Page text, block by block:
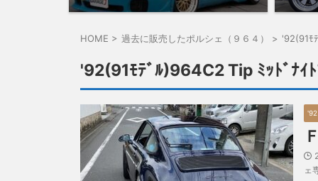
HOME > 過去に販売したポルシェ（９６４） > '92(91ﾓ
'92(91ﾓﾃﾞﾙ)964C2 Tip ﾐｯﾄﾞﾅｲ
ェ